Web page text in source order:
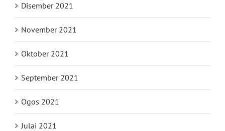
Disember 2021
November 2021
Oktober 2021
September 2021
Ogos 2021
Julai 2021